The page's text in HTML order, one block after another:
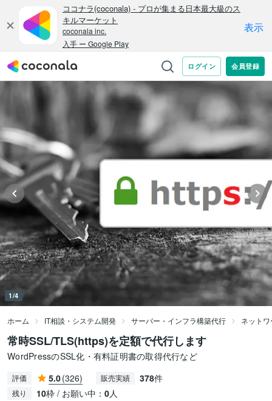
1/4
ホーム IT相談・システム開発 サーバー・インフラ構築代行 ネット
常時SSL/TLS(https)を定額で代行します
WordPressのSSL化・有料証明書の取得代行など
評価 5.0(326) 販売実績 378件
残り 10枠 / お願い中： 0人